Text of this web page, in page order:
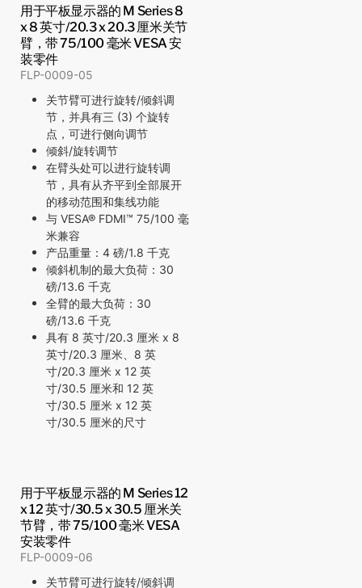
用于平板显示器的 M Series 8
x 8 英寸/20.3 x 20.3 厘米关节
臂，带 75/100 毫米 VESA 安
装零件
FLP-0009-05
关节臂可进行旋转/倾斜调
节，并具有三 (3) 个旋转
点，可进行侧向调节
倾斜/旋转调节
在臂头处可以进行旋转调
节，具有从齐平到全部展开
的移动范围和集线功能
与 VESA® FDMI™ 75/100 毫
米兼容
产品重量：4 磅/1.8 千克
倾斜机制的最大负荷：30
磅/13.6 千克
全臂的最大负荷：30
磅/13.6 千克
具有 8 英寸/20.3 厘米 x 8
英寸/20.3 厘米、8 英
寸/20.3 厘米 x 12 英
寸/30.5 厘米和 12 英
寸/30.5 厘米 x 12 英
寸/30.5 厘米的尺寸
用于平板显示器的 M Series 12
x 12 英寸/30.5 x 30.5 厘米关
节臂，带 75/100 毫米 VESA
安装零件
FLP-0009-06
关节臂可进行旋转/倾斜调